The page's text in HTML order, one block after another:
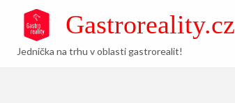
Gastroreality.cz
Jednička na trhu v oblasti gastrorealit!